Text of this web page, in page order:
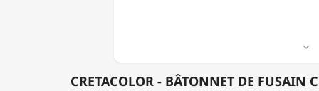
CRETACOLOR - BÂTONNET DE FUSAIN
